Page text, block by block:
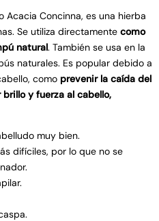
Acacia Concinna, es una hierba
Se utiliza directamente como
natural. También se usa en la
naturales. Es popular debido a
como prevenir la caída del
y fuerza al cabello,
muy bien.
difíciles, por lo que no se